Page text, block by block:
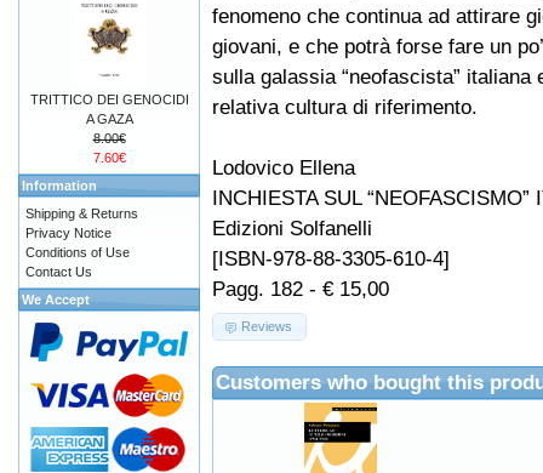
fenomeno che continua ad attirare
giovani, e che potrà forse fare un
sulla galassia “neofascista” italiana
relativa cultura di riferimento.
Lodovico Ellena
INCHIESTA SUL “NEOFASCISMO”
Edizioni Solfanelli
[ISBN-978-88-3305-610-4]
Pagg. 182 - € 15,00
Reviews
Customers who bought this
TRITTICO DEI GENOCIDI
A GAZA
8.00€
7.60€
Information
Shipping & Returns
Privacy Notice
Conditions of Use
Contact Us
We Accept